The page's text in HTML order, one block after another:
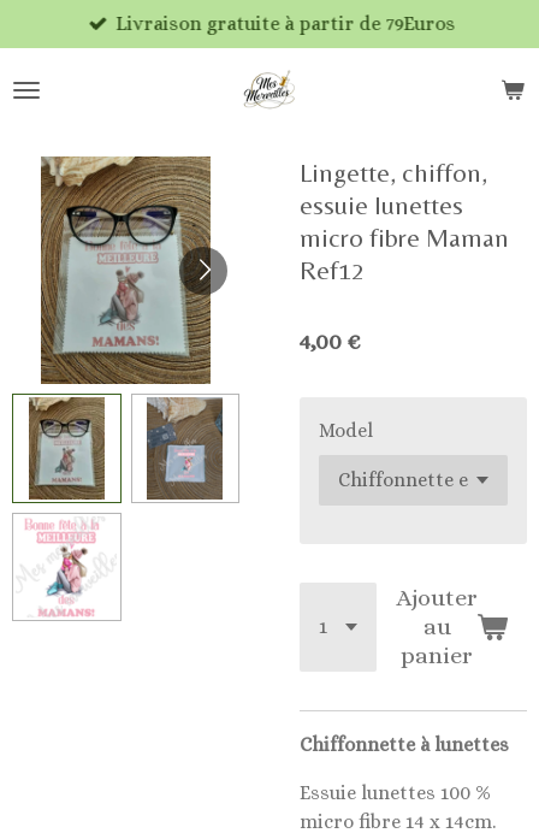
au
contenu
Livraison gratuite à partir de 79Euros
Lingette, chiffon,
essuie lunettes
micro fibre Maman
Ref12
4,00 €
Model
Ajouter
au
panier
Chiffonnette à lunettes
Essuie lunettes 100 %
micro fibre 14 x 14cm.